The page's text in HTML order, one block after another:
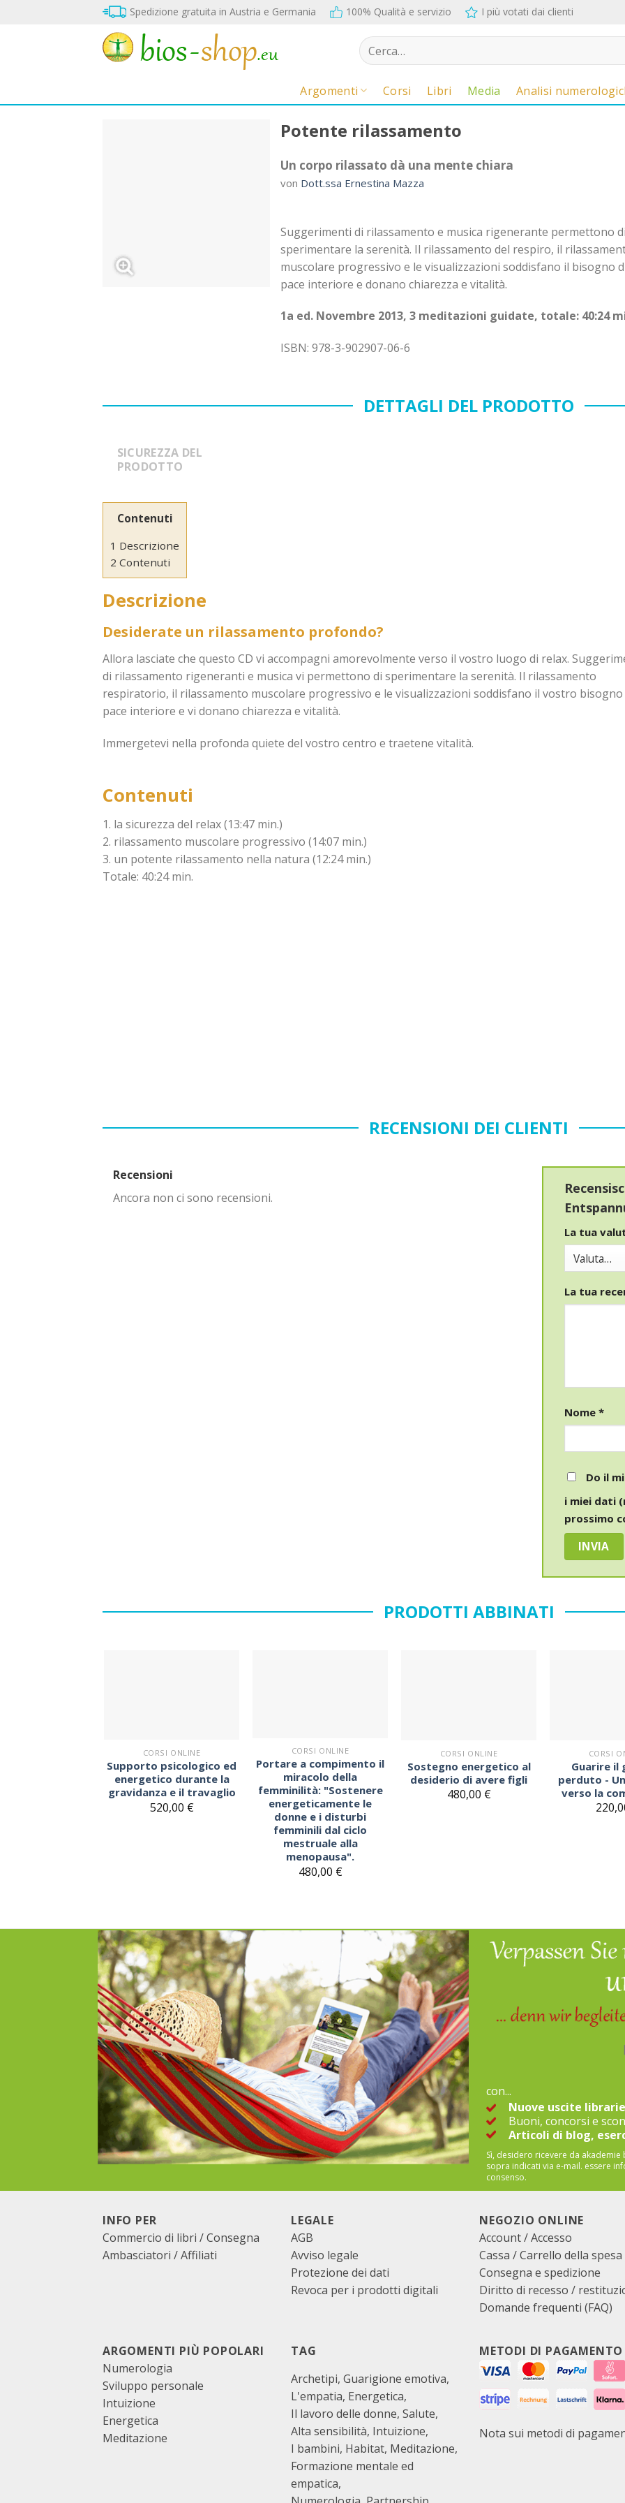
Spedizione gratuita in Austria e Germania 100% Qualità e servizio I più votati dai clienti
Cerca:
Argomenti Corsi Libri Media Analisi
Potente rilassamento
Un corpo rilassato dà una mente chiara
von Dott.ssa Ernestina Mazza
Suggerimenti di rilassamento e musica rigenerante permettono di
sperimentare la serenità. Il rilassamento del respiro, il
muscolare progressivo e le visualizzazioni soddisfano il bisogno
pace interiore e donano chiarezza e vitalità.
1a ed. Novembre 2013, 3 meditazioni guidate, totale: 40:24
ISBN: 978-3-902907-06-6
DETTAGLI DEL PRODOTTO
SICUREZZA DEL
PRODOTTO
Contenuti
1 Descrizione
2 Contenuti
Descrizione
Desiderate un rilassamento profondo?
Allora lasciate che questo CD vi accompagni amorevolmente verso il vostro luogo di relax.
di rilassamento rigeneranti e musica vi permettono di sperimentare la serenità. Il rilassamento
respiratorio, il rilassamento muscolare progressivo e le visualizzazioni soddisfano il vostro bisogno
pace interiore e vi donano chiarezza e vitalità.
Immergetevi nella profonda quiete del vostro centro e traetene vitalità.
Contenuti
1. la sicurezza del relax (13:47 min.)
2. rilassamento muscolare progressivo (14:07 min.)
3. un potente rilassamento nella natura (12:24 min.)
Totale: 40:24 min.
RECENSIONI DEI CLIENTI
Recensioni
Ancora non ci sono recensioni.
La tua
La tua
Nome *
Do il
i miei dati
prossimo
PRODOTTI ABBINATI
CORSI ONLINE
Supporto psicologico ed
energetico durante la
gravidanza e il travaglio
520,00 €
CORSI ONLINE
Portare a compimento il
miracolo della
femminilità: "Sostenere
energeticamente le
donne e i disturbi
femminili dal ciclo
mestruale alla
menopausa".
480,00 €
CORSI ONLINE
Sostegno energetico al
desiderio di avere figli
480,00 €
CORSI
Guarire il
perduto -
verso la
con...
Nuove uscite
Buoni, concorsi e
Articoli di blog,
Sì, desidero ricevere da
sopra indicati via e-mail. essere
consenso.
INFO PER
Commercio di libri / Consegna
Ambasciatori / Affiliati
LEGALE
AGB
Avviso legale
Protezione dei dati
Revoca per i prodotti digitali
NEGOZIO ONLINE
Account / Accesso
Cassa /Carrello della spesa
Consegna e spedizione
Diritto di recesso /
Domande frequenti (FAQ)
ARGOMENTI PIÙ POPOLARI
Numerologia
Sviluppo personale
Intuizione
Energetica
Meditazione
TAG
Archetipi Guarigione emotiva
L'empatia Energetica
Il lavoro delle donne Salute
Alta sensibilità Intuizione
I bambini Habitat Meditazione
Formazione mentale ed
empatica
METODI DI PAGAMENTO
Nota sui metodi di